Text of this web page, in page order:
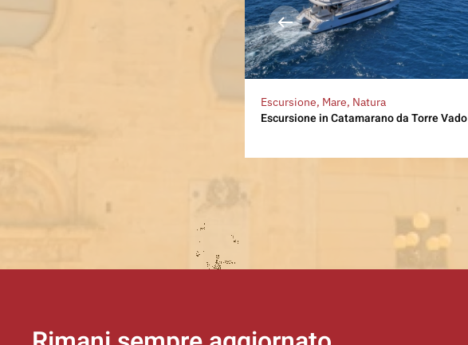
Escursione, Mare, Natura
Escursione in Catamarano da Torre Vado